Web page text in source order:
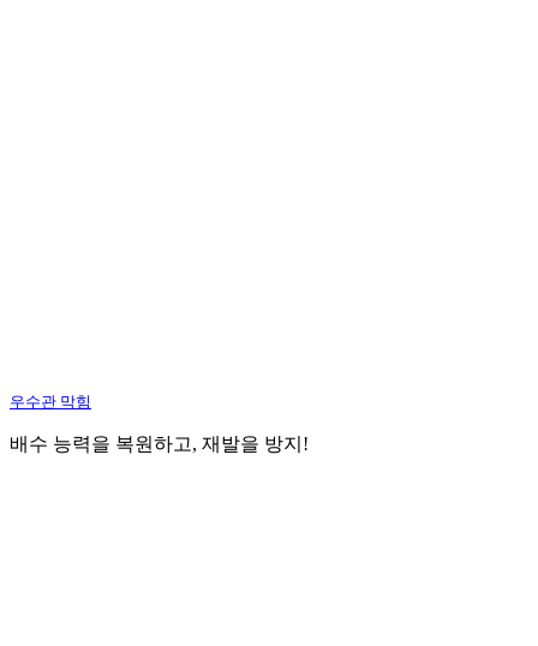
우수관 막힘
배수 능력을 복원하고, 재발을 방지!